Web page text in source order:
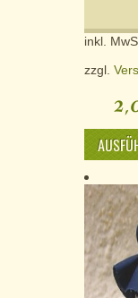
inkl.
zzgl.